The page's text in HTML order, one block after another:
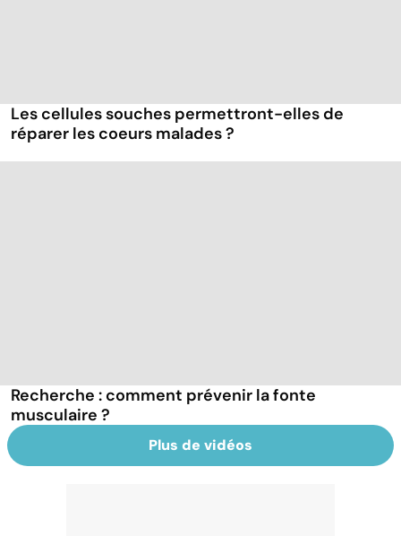
Les cellules souches permettront-elles de
réparer les coeurs malades ?
Recherche : comment prévenir la fonte
musculaire ?
Plus de vidéos